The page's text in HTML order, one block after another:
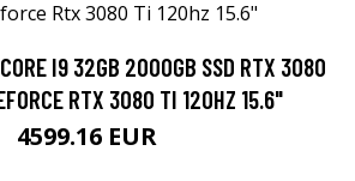
I9 32GB 2000GB SSD RTX 3080
RTX 3080 TI 120HZ 15.6"
4599.16 EUR